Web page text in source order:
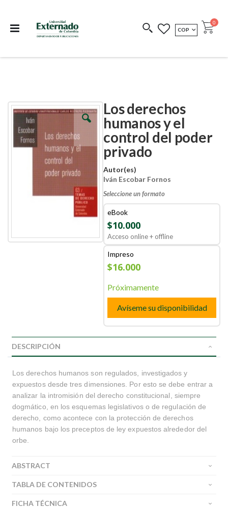
COEDICIONES REDIMIR CÓDIGO
MONEDA
COP Cart
0
Los derechos
humanos y el
control del poder
privado
Autor(es)
Iván Escobar Fornos
Seleccione un formato
eBook
$10.000
Acceso online + offline
Impreso
$16.000
Próximamente
Avíseme su disponibilidad
Skip
to
end
Skip
to
beginning
DESCRIPCIÓN
Los derechos humanos son regulados, investigados y
expuestos desde tres dimensiones. Por esto se debe entrar a
analizar la intromisión del derecho constitucional, siempre
dogmático, en los esquemas legislativos o de regulación de
derecho, como acontece con la protección de derechos
humanos bajo los preceptos de ley expuestos alrededor del
orbe.
ABSTRACT
TABLA DE CONTENIDOS
FICHA TÉCNICA